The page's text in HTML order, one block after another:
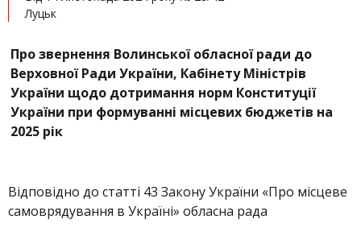
Луцьк
Про звернення Волинської обласної ради до
Верховної Ради України, Кабінету Міністрів
України щодо дотримання норм Конституції
України при формуванні місцевих бюджетів на
2025 рік
Відповідно до статті 43 Закону України «Про місцеве
самоврядування в Україні» обласна рада